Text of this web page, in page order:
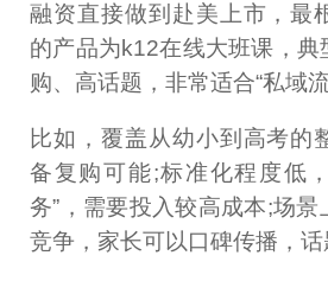
融资直接做到赴美上市，最
的产品为k12在线大班课，典
购、高话题，非常适合“私域
比如，覆盖从幼小到高考的
备复购可能;标准化程度低
务”，需要投入较高成本;场
竞争，家长可以口碑传播，话